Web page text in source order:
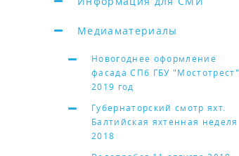
Медиаматериалы
Новогоднее оформление
фасада СПб ГБУ "Мостотрест",
2019 год
Губернаторский смотр яхт.
Балтийская яхтенная неделя
2018